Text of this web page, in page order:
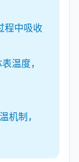
程中吸收
温度，
机制，